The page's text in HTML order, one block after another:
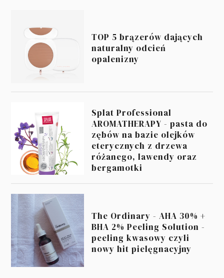
TOP 5 brązerów dających
naturalny odcień
opalenizny
Splat Professional
AROMATHERAPY - pasta do
zębów na bazie olejków
eterycznych z drzewa
różanego, lawendy oraz
bergamotki
The Ordinary - AHA 30% +
BHA 2% Peeling Solution -
peeling kwasowy czyli
nowy hit pielęgnacyjny